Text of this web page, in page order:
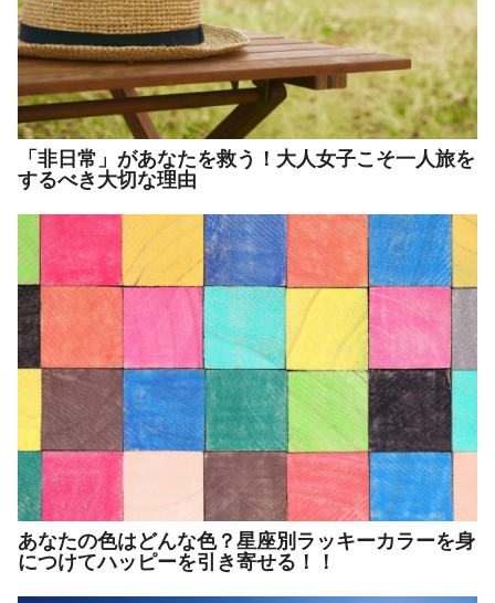
「非日常」があなたを救う！大人女子こそ一人旅を
するべき大切な理由
あなたの色はどんな色？星座別ラッキーカラーを身
につけてハッピーを引き寄せる！！